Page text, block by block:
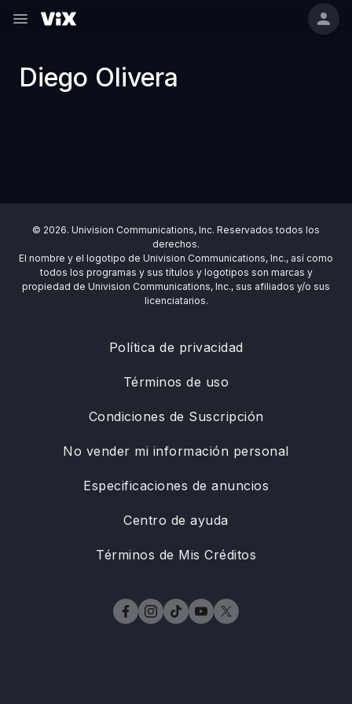
Diego Olivera
© 2026. Univision Communications, Inc. Reservados todos los
derechos.
El nombre y el logotipo de Univision Communications, Inc., así como
todos los programas y sus títulos y logotipos son marcas y
propiedad de Univision Communications, Inc., sus afiliados y/o sus
licenciatarios.
Política de privacidad
Términos de uso
Condiciones de Suscripción
No vender mi información personal
Especificaciones de anuncios
Centro de ayuda
Términos de Mis Créditos